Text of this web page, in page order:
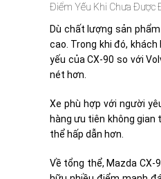
Điểm Yếu Khi Chưa Được
Dù chất lượng sản
cao. Trong khi đó,
yếu của CX-90 so với
nét hơn.
Xe phù hợp với người
hàng ưu tiên không gian
thể hấp dẫn hơn.
Về tổng thể, Mazda CX-